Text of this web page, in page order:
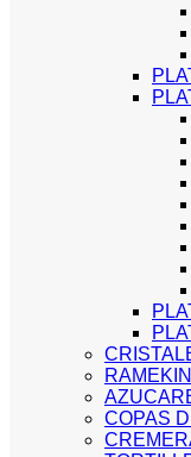
COPAS